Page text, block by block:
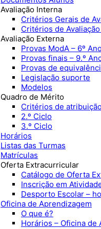
Avaliação Interna
Critérios Gerais de
Critérios de
Avaliação Externa
Provas ModA – 6º
Provas finais – 9.º
Provas de
Legislação suporte
Modelos
Quadro de Mérito
Critérios de
2.º Ciclo
3.º Ciclo
Horários
Listas das Turmas
Matrículas
Oferta Extracurricular
Catálogo de Oferta
Inscrição em
Desporto Escolar –
Oficina de Aprendizagem
O que é?
Horários – Oficina de